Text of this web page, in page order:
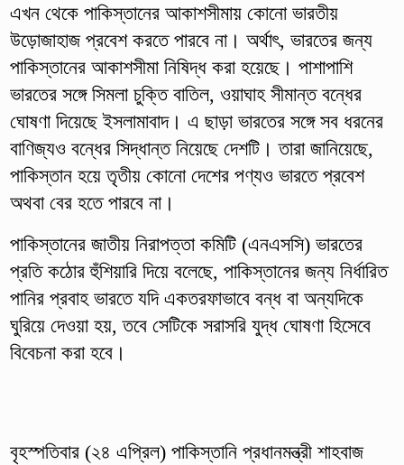
এখন থেকে পাকিস্তানের আকাশসীমায় কোনো ভারতীয়
উড়োজাহাজ প্রবেশ করতে পারবে না। অর্থাৎ, ভারতের জন্য
পাকিস্তানের আকাশসীমা নিষিদ্ধ করা হয়েছে। পাশাপাশি
ভারতের সঙ্গে সিমলা চুক্তি বাতিল, ওয়াঘাহ সীমান্ত বন্ধের
ঘোষণা দিয়েছে ইসলামাবাদ। এ ছাড়া ভারতের সঙ্গে সব ধরনের
বাণিজ্যও বন্ধের সিদ্ধান্ত নিয়েছে দেশটি। তারা জানিয়েছে,
পাকিস্তান হয়ে তৃতীয় কোনো দেশের পণ্যও ভারতে প্রবেশ
অথবা বের হতে পারবে না।
পাকিস্তানের জাতীয় নিরাপত্তা কমিটি (এনএসসি) ভারতের
প্রতি কঠোর হুঁশিয়ারি দিয়ে বলেছে, পাকিস্তানের জন্য নির্ধারিত
পানির প্রবাহ ভারতে যদি একতরফাভাবে বন্ধ বা অন্যদিকে
ঘুরিয়ে দেওয়া হয়, তবে সেটিকে সরাসরি যুদ্ধ ঘোষণা হিসেবে
বিবেচনা করা হবে।
বৃহস্পতিবার (২৪ এপ্রিল) পাকিস্তানি প্রধানমন্ত্রী শাহবাজ